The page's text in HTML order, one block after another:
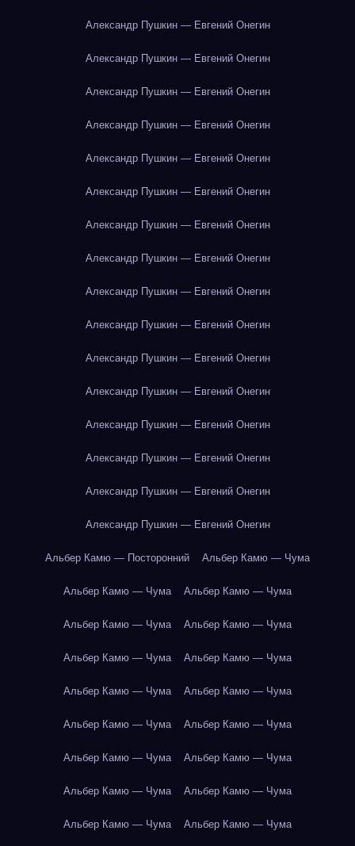
Александр Пушкин — Евгений Онегин
Александр Пушкин — Евгений Онегин
Александр Пушкин — Евгений Онегин
Александр Пушкин — Евгений Онегин
Александр Пушкин — Евгений Онегин
Александр Пушкин — Евгений Онегин
Александр Пушкин — Евгений Онегин
Александр Пушкин — Евгений Онегин
Александр Пушкин — Евгений Онегин
Александр Пушкин — Евгений Онегин
Александр Пушкин — Евгений Онегин
Александр Пушкин — Евгений Онегин
Александр Пушкин — Евгений Онегин
Александр Пушкин — Евгений Онегин
Александр Пушкин — Евгений Онегин
Александр Пушкин — Евгений Онегин
Альбер Камю — Посторонний Альбер Камю — Чума
Альбер Камю — Чума Альбер Камю — Чума
Альбер Камю — Чума Альбер Камю — Чума
Альбер Камю — Чума Альбер Камю — Чума
Альбер Камю — Чума Альбер Камю — Чума
Альбер Камю — Чума Альбер Камю — Чума
Альбер Камю — Чума Альбер Камю — Чума
Альбер Камю — Чума Альбер Камю — Чума
Альбер Камю — Чума Альбер Камю — Чума